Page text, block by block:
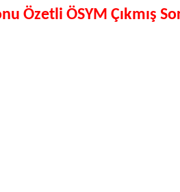
Özetli ÖSYM Çıkmış